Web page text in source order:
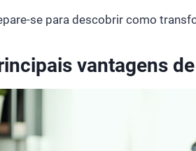
se para descobrir como
vantagens